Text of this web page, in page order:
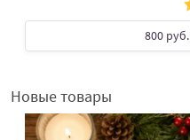
800 руб.
Новые товары